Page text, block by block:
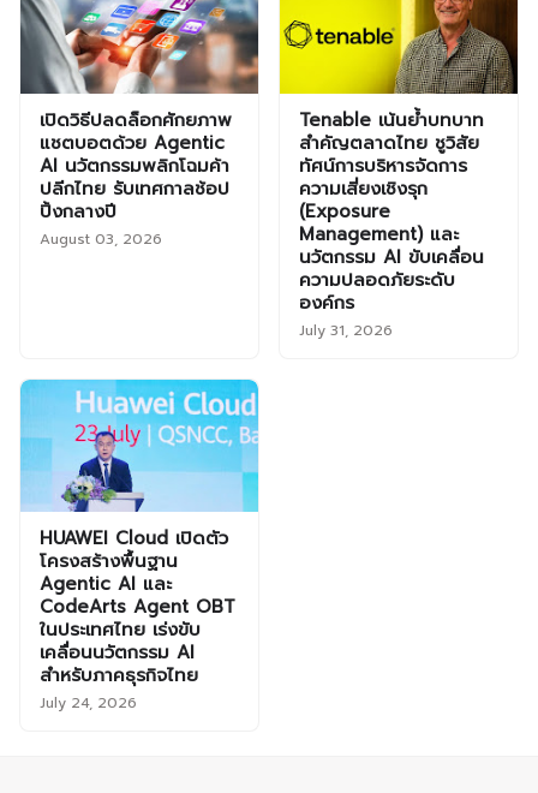
เปิดวิธีปลดล็อกศักยภาพ
แชตบอตด้วย Agentic
AI นวัตกรรมพลิกโฉมค้า
ปลีกไทย รับเทศกาลช้อป
ปิ้งกลางปี
August 03, 2026
Tenable เน้นย้ำบทบาท
สำคัญตลาดไทย ชูวิสัย
ทัศน์การบริหารจัดการ
ความเสี่ยงเชิงรุก
(Exposure
Management) และ
นวัตกรรม AI ขับเคลื่อน
ความปลอดภัยระดับ
องค์กร
July 31, 2026
HUAWEI Cloud เปิดตัว
โครงสร้างพื้นฐาน
Agentic AI และ
CodeArts Agent OBT
ในประเทศไทย เร่งขับ
เคลื่อนนวัตกรรม AI
สำหรับภาคธุรกิจไทย
July 24, 2026